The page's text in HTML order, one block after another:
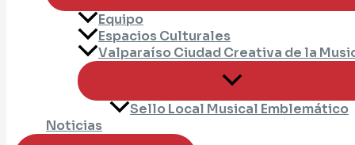
Equipo
Espacios Culturales
Valparaíso Ciudad Creativa de la
Sello Local Musical Emblemático
Noticias